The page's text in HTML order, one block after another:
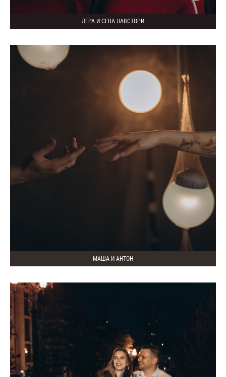
ЛЕРА И СЕВА ЛАВСТОРИ
МАША И АНТОН